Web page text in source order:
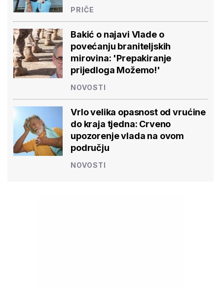
PRIČE
Bakić o najavi Vlade o
povećanju braniteljskih
mirovina: 'Prepakiranje
prijedloga Možemo!'
NOVOSTI
Vrlo velika opasnost od vrućine
do kraja tjedna: Crveno
upozorenje vlada na ovom
području
NOVOSTI